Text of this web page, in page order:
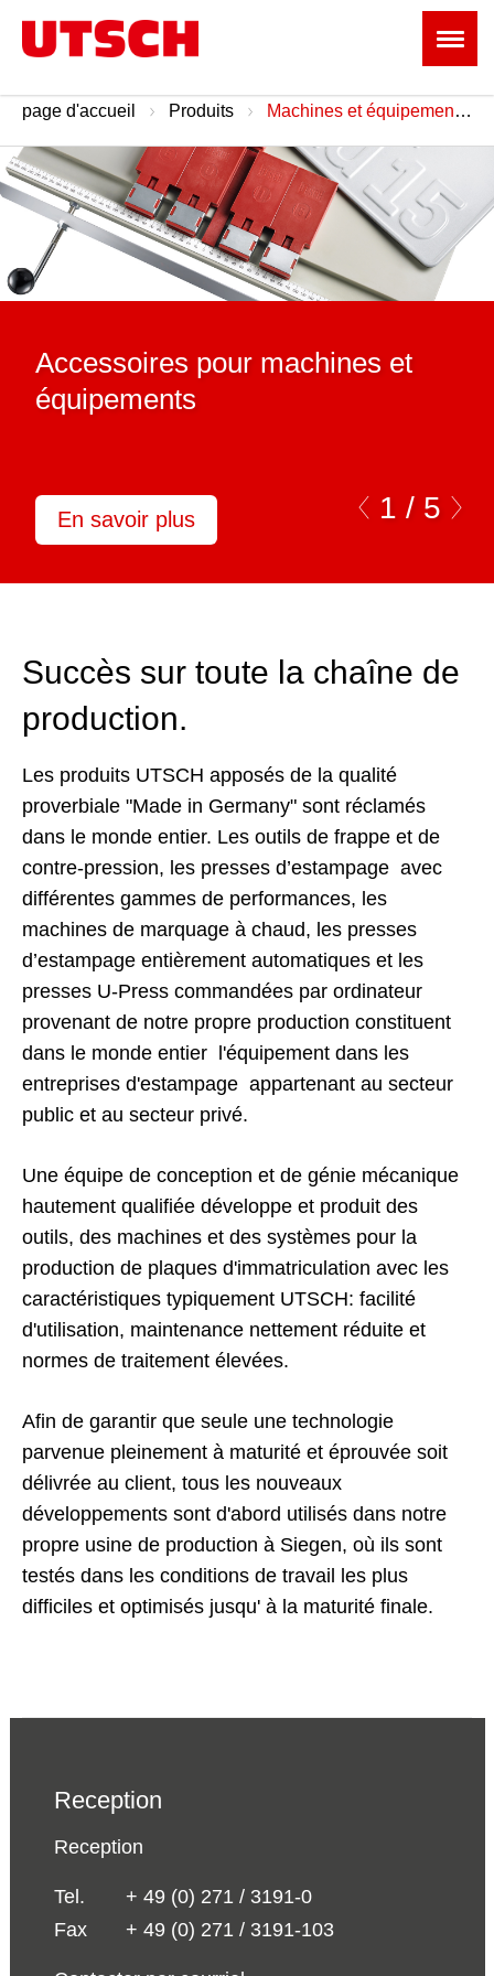
page d'accueil Produits Machines et équipements
1 / 5
Accessoires pour machines et
équipements
En savoir plus
Succès sur toute la chaîne de
production.
Les produits UTSCH apposés de la qualité
proverbiale "Made in Germany" sont réclamés
dans le monde entier. Les outils de frappe et de
contre-pression, les presses d’estampage avec
différentes gammes de performances, les
machines de marquage à chaud, les presses
d’estampage entièrement automatiques et les
presses U-Press commandées par ordinateur
provenant de notre propre production constituent
dans le monde entier l'équipement dans les
entreprises d'estampage appartenant au secteur
public et au secteur privé.
Une équipe de conception et de génie mécanique
hautement qualifiée développe et produit des
outils, des machines et des systèmes pour la
production de plaques d'immatriculation avec les
caractéristiques typiquement UTSCH: facilité
d'utilisation, maintenance nettement réduite et
normes de traitement élevées.
Afin de garantir que seule une technologie
parvenue pleinement à maturité et éprouvée soit
délivrée au client, tous les nouveaux
développements sont d'abord utilisés dans notre
propre usine de production à Siegen, où ils sont
testés dans les conditions de travail les plus
difficiles et optimisés jusqu' à la maturité finale.
Reception
Reception
Tel.
+ 49 (0) 271 / 3191-0
Fax
+ 49 (0) 271 / 3191-103